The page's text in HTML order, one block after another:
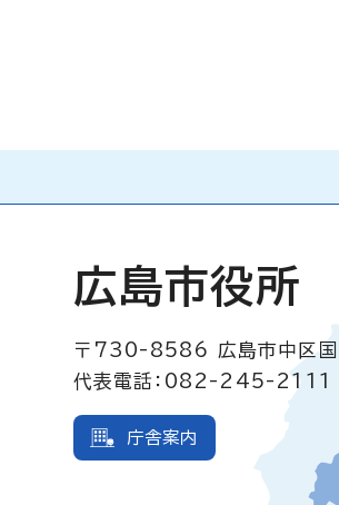
広島市役所
〒730-8586
広島市中区
代表電話：082-245-2111
庁舎案内